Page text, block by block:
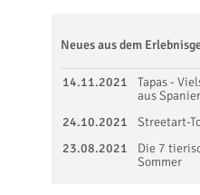
Neues aus dem
14.11.2021
Tapas -
aus
24.10.2021
Streetart-
23.08.2021
Die 7
Sommer